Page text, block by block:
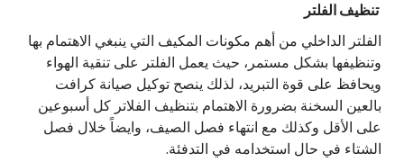
تنظيف الفلتر
الفلتر الداخلي من أهم مكونات المكيف التي ينبغي الاهتمام بها
وتنظيفها بشكل مستمر، حيث يعمل الفلتر على تنقية الهواء
ويحافظ على قوة التبريد، لذلك ينصح توكيل صيانة كرافت
بالعين السخنة بضرورة الاهتمام بتنظيف الفلاتر كل أسبوعين
على الأقل وكذلك مع انتهاء فصل الصيف، وايضاً خلال فصل
الشتاء في حال استخدامه في التدفئة.